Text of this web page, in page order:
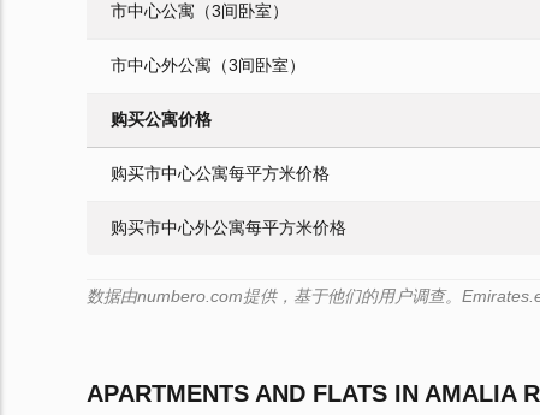
市中心公寓（3间卧室）
市中心外公寓（3间卧室）
购买公寓价格
购买市中心公寓每平方米价格
购买市中心外公寓每平方米价格
数据由numbero.com提供，基于他们的用户调查。
APARTMENTS AND FLATS IN AMALIA